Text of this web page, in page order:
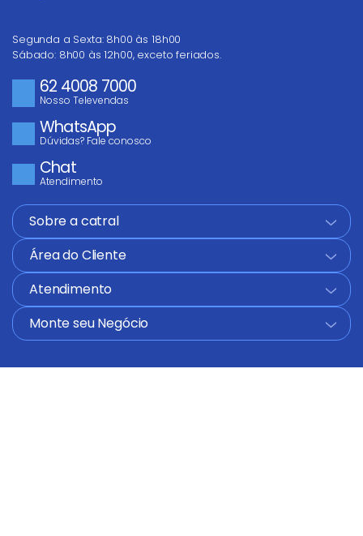
Segunda a Sexta: 8h00 às 18h00
Sábado: 8h00 às 12h00, exceto feriados.
62 4008 7000
Nosso Televendas
WhatsApp
Dúvidas? Fale conosco
Chat
Atendimento
Sobre a catral
+
Área do Cliente
+
Atendimento
+
Monte seu Negócio
+